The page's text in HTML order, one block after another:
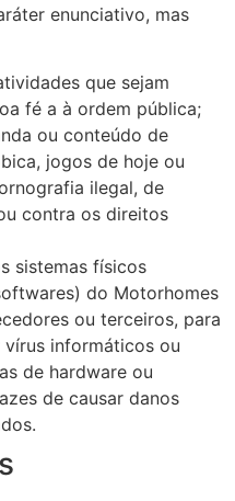
enunciativo, mas
que sejam
fé a à ordem pública;
ou conteúdo de
jogos de hoje ou
ilegal, de
contra os direitos
sistemas físicos
do Motorhomes
ou terceiros, para
informáticos ou
de hardware ou
de causar danos